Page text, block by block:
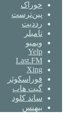
خوراک
‫پین‌ترست
‫رددیت
‫تامبلر
ویمیو
Yelp
Last.FM
Xing
فوراسکوئر
گیت ‌هاب
ساند کلود
بیهنس